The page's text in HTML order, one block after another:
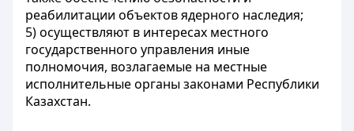
реабилитации объектов ядерного наследия;
5) осуществляют в интересах местного
государственного управления иные
полномочия, возлагаемые на местные
исполнительные органы законами Республики
Казахстан.